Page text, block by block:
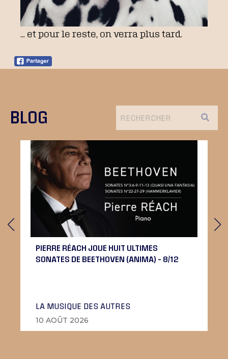
… et pour le reste, on verra plus tard.
BLOG
PIERRE RÉACH JOUE HUIT ULTIMES
SONATES DE BEETHOVEN (ANIMA) – 8/12
LA MUSIQUE DES AUTRES
10 AOÛT 2026